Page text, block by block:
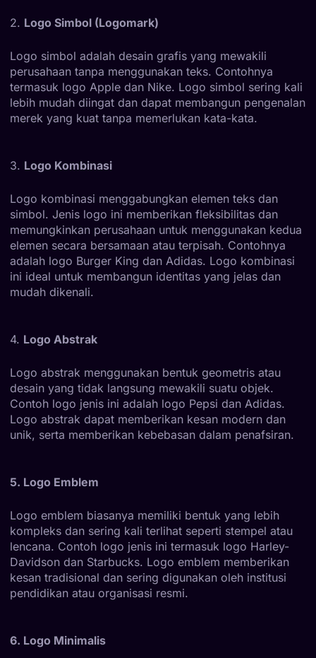
2. Logo Simbol (Logomark)
Logo simbol adalah desain grafis yang mewakili
perusahaan tanpa menggunakan teks. Contohnya
termasuk logo Apple dan Nike. Logo simbol sering kali
lebih mudah diingat dan dapat membangun pengenalan
merek yang kuat tanpa memerlukan kata-kata.
3. Logo Kombinasi
Logo kombinasi menggabungkan elemen teks dan
simbol. Jenis logo ini memberikan fleksibilitas dan
memungkinkan perusahaan untuk menggunakan kedua
elemen secara bersamaan atau terpisah. Contohnya
adalah logo Burger King dan Adidas. Logo kombinasi
ini ideal untuk membangun identitas yang jelas dan
mudah dikenali.
4. Logo Abstrak
Logo abstrak menggunakan bentuk geometris atau
desain yang tidak langsung mewakili suatu objek.
Contoh logo jenis ini adalah logo Pepsi dan Adidas.
Logo abstrak dapat memberikan kesan modern dan
unik, serta memberikan kebebasan dalam penafsiran.
5. Logo Emblem
Logo emblem biasanya memiliki bentuk yang lebih
kompleks dan sering kali terlihat seperti stempel atau
lencana. Contoh logo jenis ini termasuk logo Harley-
Davidson dan Starbucks. Logo emblem memberikan
kesan tradisional dan sering digunakan oleh institusi
pendidikan atau organisasi resmi.
6. Logo Minimalis